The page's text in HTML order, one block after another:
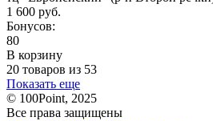
1 600 руб.
Бонусов:
80
В корзину
20 товаров из 53
Показать еще
© 100Point, 2025
Все права защищены